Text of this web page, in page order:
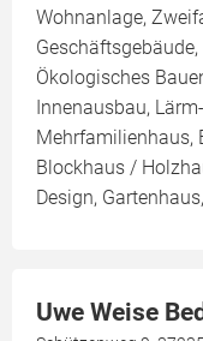
Wohnanlage,
Ökologisches
Innenausbau,
Mehrfamilienhaus,
Blockhaus /
Design,
Uwe Weise